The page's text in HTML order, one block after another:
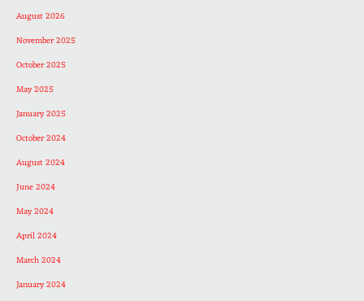
August 2026
November 2025
October 2025
May 2025
January 2025
October 2024
August 2024
June 2024
May 2024
April 2024
March 2024
January 2024